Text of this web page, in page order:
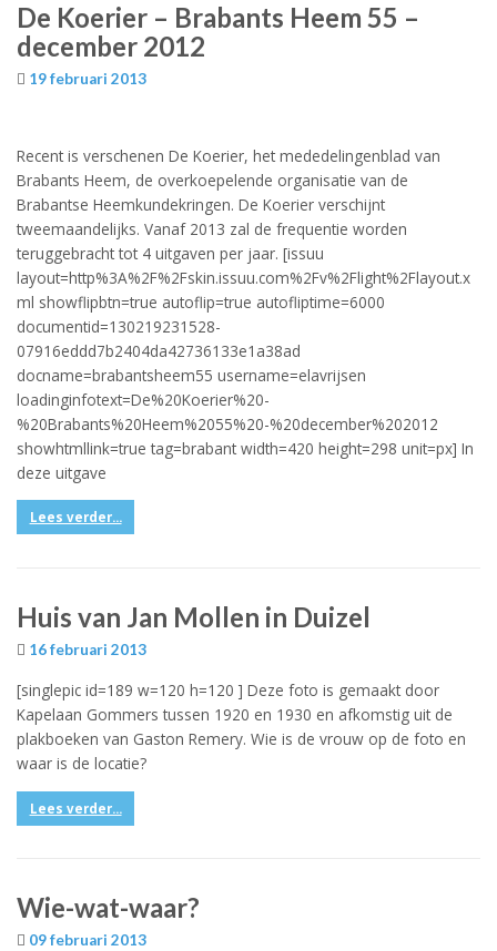
De Koerier – Brabants Heem 55 –
december 2012
19 februari 2013
Recent is verschenen De Koerier, het mededelingenblad van
Brabants Heem, de overkoepelende organisatie van de
Brabantse Heemkundekringen. De Koerier verschijnt
tweemaandelijks. Vanaf 2013 zal de frequentie worden
teruggebracht tot 4 uitgaven per jaar. [issuu
layout=http%3A%2F%2Fskin.issuu.com%2Fv%2Flight%2Flayout.x
ml showflipbtn=true autoflip=true autofliptime=6000
documentid=130219231528-
07916eddd7b2404da42736133e1a38ad
docname=brabantsheem55 username=elavrijsen
loadinginfotext=De%20Koerier%20-
%20Brabants%20Heem%2055%20-%20december%202012
showhtmllink=true tag=brabant width=420 height=298 unit=px] In
deze uitgave
Lees verder...
Huis van Jan Mollen in Duizel
16 februari 2013
[singlepic id=189 w=120 h=120 ] Deze foto is gemaakt door
Kapelaan Gommers tussen 1920 en 1930 en afkomstig uit de
plakboeken van Gaston Remery. Wie is de vrouw op de foto en
waar is de locatie?
Lees verder...
Wie-wat-waar?
09 februari 2013